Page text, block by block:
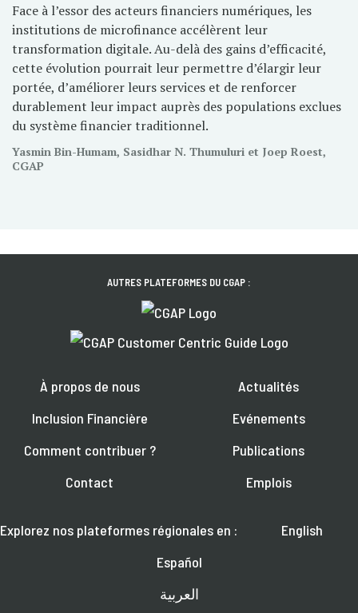
Face à l’essor des acteurs financiers numériques, les
institutions de microfinance accélèrent leur
transformation digitale. Au-delà des gains d’efficacité,
cette évolution pourrait leur permettre d’élargir leur
portée, d’améliorer leurs services et de renforcer
durablement leur impact auprès des populations exclues
du système financier traditionnel.
Yasmin Bin-Humam, Sasidhar N. Thumuluri et Joep Roest,
CGAP
AUTRES PLATEFORMES DU CGAP :
À propos de nous
Inclusion Financière
Comment contribuer ?
Contact
Actualités
Evénements
Publications
Emplois
Explorez nos plateformes régionales en :
English
Español
العربية